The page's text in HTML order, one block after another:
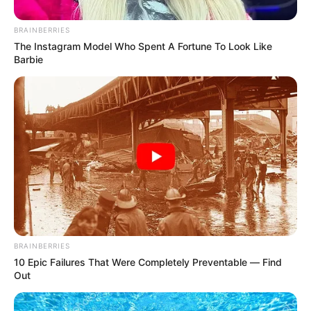
Lea aquí:Daysuris Vásquez entregó voluntariamente
bienes a la Fiscalía: un inmueble y el Mercedes Benz
BRAINBERRIES
The Instagram Model Who Spent A Fortune To Look Like
Barbie
BRAINBERRIES
10 Epic Failures That Were Completely Preventable — Find
Out